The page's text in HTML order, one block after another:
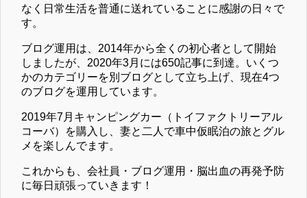
なく日常生活を普通に送れていることに感謝の日々で
す。
ブログ運用は、2014年から全くの初心者として開始
しましたが、2020年3月には650記事に到達。いくつ
かのカテゴリーを別ブログとして立ち上げ、現在4つ
のブログを運用しています。
2019年7月キャンピングカー（トイファクトリーアル
コーバ）を購入し、妻と二人で車中仮眠泊の旅とグル
メを楽しんでます。
これからも、会社員・ブログ運用・脳出血の再発予防
に毎日頑張っていきます！